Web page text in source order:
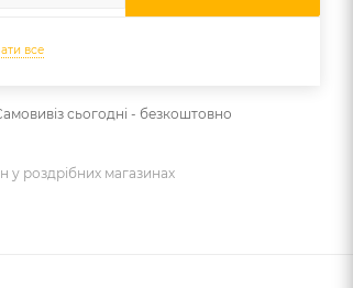
все
сьогодні - безкоштовно
у роздрібних магазинах